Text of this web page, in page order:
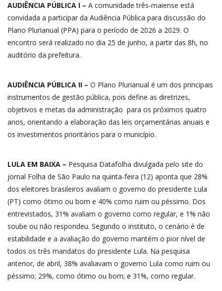
AUDIÊNCIA PÚBLICA I – A comunidade três-maiense está
convidada a participar da Audiência Pública para discussão do
Plano Plurianual (PPA) para o período de 2026 a 2029. O
encontro será realizado no dia 25 de junho, a partir das 8h, no
auditório da prefeitura.
AUDIÊNCIA PÚBLICA II – O Plano Plurianual é um dos principais
instrumentos de gestão pública, pois define as diretrizes,
objetivos e metas da administração para os próximos quatro
anos, orientando a elaboração das leis orçamentárias anuais e
os investimentos prioritários para o município.
LULA EM BAIXA – Pesquisa Datafolha divulgada pelo site do
jornal Folha de São Paulo na quinta-feira (12) aponta que 28%
dos eleitores brasileiros avaliam o governo do presidente Lula
(PT) como ótimo ou bom e 40% como ruim ou péssimo. Dos
entrevistados, 31% avaliam o governo como regular, e 1% não
soube ou não respondeu. Segundo o instituto, o cenário é de
estabilidade e a avaliação do governo mantém o pior nível de
todos os três mandatos do presidente Lula. Na pesquisa
anterior, de abril, 38% avaliavam o governo Lula como ruim ou
péssimo; 29%, como ótimo ou bom; e 31%, como regular.